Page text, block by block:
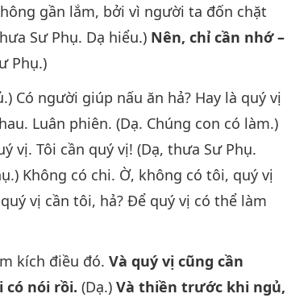
gần lắm, bởi vì người ta đốn chặt
Sư Phụ. Dạ hiểu.) Nên, chỉ cần nhớ –
Phụ.)
Có người giúp nấu ăn hả? Hay là quý vị
Luân phiên. (Dạ. Chúng con có làm.)
vị. Tôi cần quý vị! (Dạ, thưa Sư Phụ.
Không có chi. Ờ, không có tôi, quý vị
vị cần tôi, hả? Để quý vị có thể làm
kích điều đó. Và quý vị cũng cần
có nói rồi.(Dạ.)Và thiền trước khi ngủ,